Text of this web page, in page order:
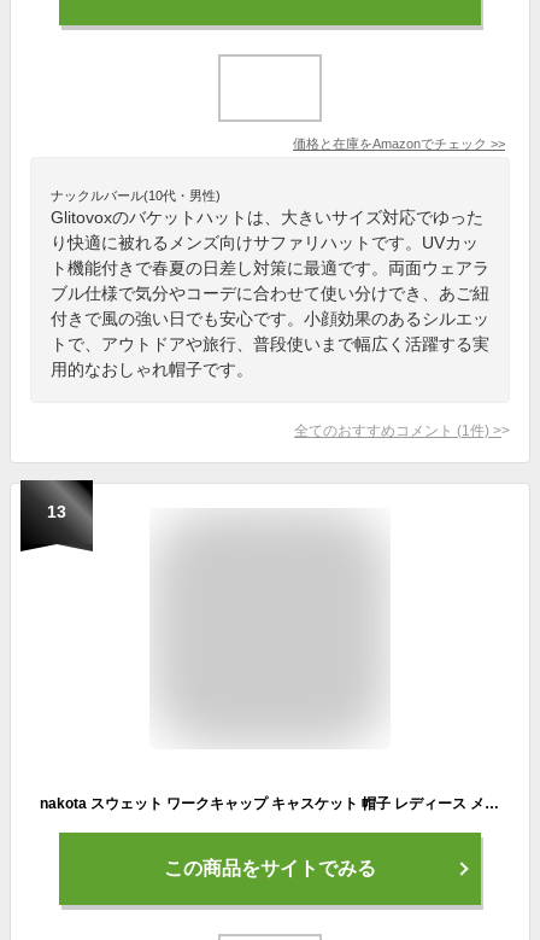
価格と在庫をAmazonでチェック >>
ナックルバール(10代・男性)
Glitovoxのバケットハットは、大きいサイズ対応でゆった
り快適に被れるメンズ向けサファリハットです。UVカッ
ト機能付きで春夏の日差し対策に最適です。両面ウェアラ
ブル仕様で気分やコーデに合わせて使い分けでき、あご紐
付きで風の強い日でも安心です。小顔効果のあるシルエッ
トで、アウトドアや旅行、普段使いまで幅広く活躍する実
用的なおしゃれ帽子です。
全てのおすすめコメント (1 件) >
13
nakota スウェット ワークキャップ キャスケット 帽子 レディース メンズ 大きいサイズ 深め 大きめ 紫外線 uvカット 洗える 洗濯可能 小顔 アウトドア ウォーキング ゴルフ 秋 冬 春 綿 コットン つば付
この商品をサイトでみる